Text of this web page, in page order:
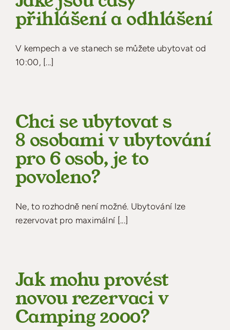
přihlášení a odhlášení
V kempech a ve stanech se můžete ubytovat od
10:00, [...]
Chci se ubytovat s
8 osobami v ubytování
pro 6 osob, je to
povoleno?
Ne, to rozhodně není možné. Ubytování lze
rezervovat pro maximální [...]
Jak mohu provést
novou rezervaci v
Camping 2000?